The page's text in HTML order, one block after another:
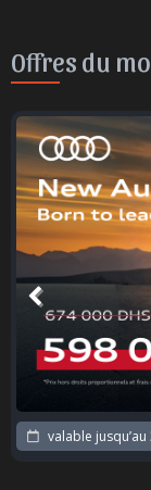
Offres du
valable jusqu’au